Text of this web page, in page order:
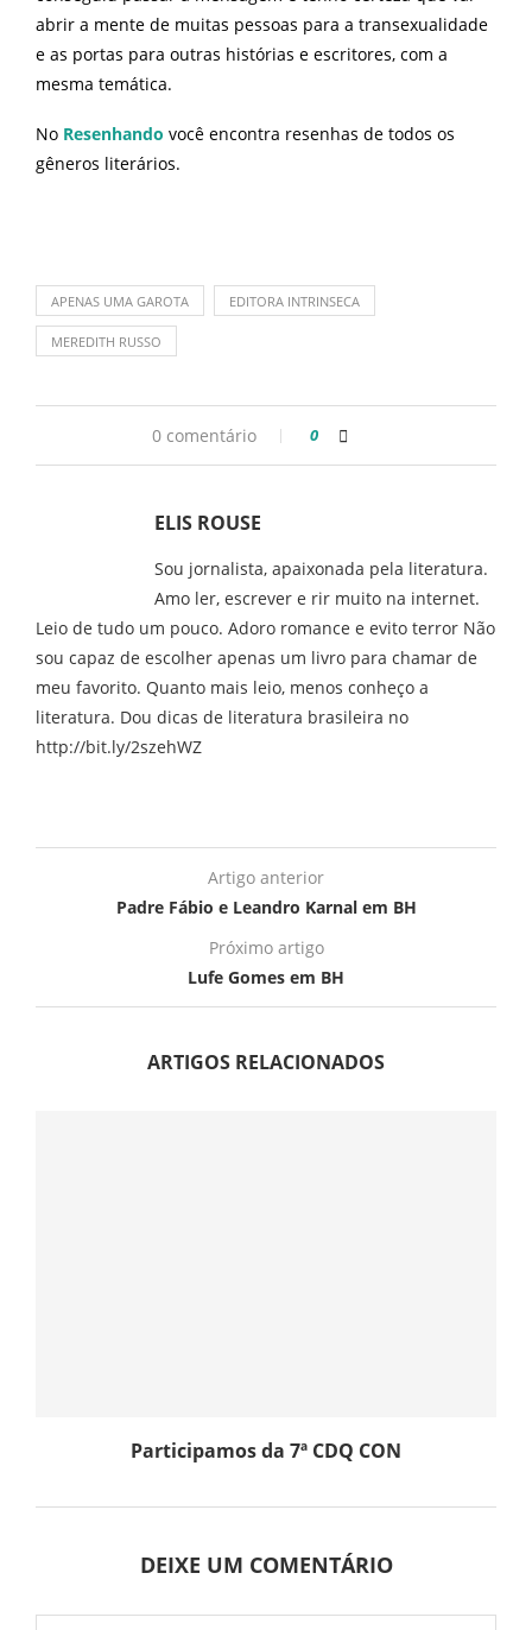
abrir a mente de muitas pessoas para a transexualidade
e as portas para outras histórias e escritores, com a
mesma temática.
No Resenhando você encontra resenhas de todos os
gêneros literários.
APENAS UMA GAROTA EDITORA INTRINSECA
MEREDITH RUSSO
0 comentário 0
ELIS ROUSE
Sou jornalista, apaixonada pela literatura.
Amo ler, escrever e rir muito na internet.
Leio de tudo um pouco. Adoro romance e evito terror Não
sou capaz de escolher apenas um livro para chamar de
meu favorito. Quanto mais leio, menos conheço a
literatura. Dou dicas de literatura brasileira no
http://bit.ly/2szehWZ
Artigo anterior
Padre Fábio e Leandro Karnal em BH
Próximo artigo
Lufe Gomes em BH
ARTIGOS RELACIONADOS
Participamos da 7ª CDQ CON
DEIXE UM COMENTÁRIO